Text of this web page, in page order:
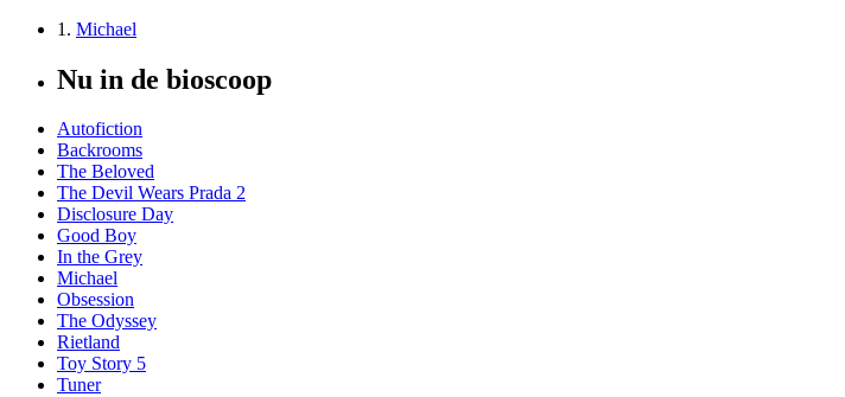
1. Michael
Nu in de bioscoop
Autofiction
Backrooms
The Beloved
The Devil Wears Prada 2
Disclosure Day
Good Boy
In the Grey
Michael
Obsession
The Odyssey
Rietland
Toy Story 5
Tuner